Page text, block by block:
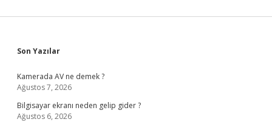
Sidebar
Son Yazılar
Kamerada AV ne demek ?
Ağustos 7, 2026
Bilgisayar ekranı neden gelip gider ?
Ağustos 6, 2026